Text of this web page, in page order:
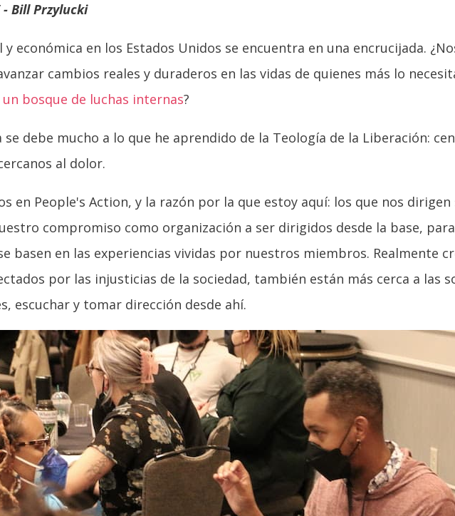
Bill Przylucki
económica en los Estados Unidos se encuentra en una encrucijada.
cambios reales y duraderos en las vidas de quienes más lo
un bosque de luchas internas?
debe mucho a lo que he aprendido de la Teología de la Liberación:
al dolor.
en People's Action, y la razón por la que estoy aquí: los que nos
compromiso como organización a ser dirigidos desde la base,
basen en las experiencias vividas por nuestros miembros. Realmente
por las injusticias de la sociedad, también están más cerca a las
escuchar y tomar dirección desde ahí.